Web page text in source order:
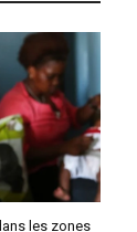
les zones